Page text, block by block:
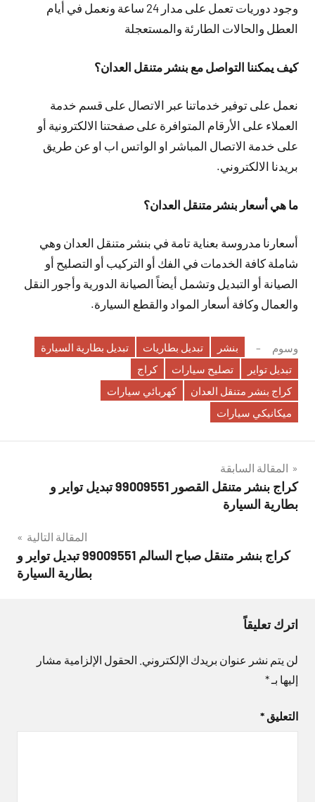
وجود دوريات تعمل على مدار 24 ساعة ونعمل في أيام
العطل والحالات الطارئة والمستعجلة
كيف يمكننا التواصل مع بنشر متنقل العدان؟
نعمل على توفير خدماتنا عبر الاتصال على قسم خدمة
العملاء على الأرقام المتوافرة على صفحتنا الالكترونية أو
على خدمة الاتصال المباشر او الواتس اب او عن طريق
بريدنا الالكتروني.
ما هي أسعار بنشر متنقل العدان؟
أسعارنا مدروسة بعناية تامة في بنشر متنقل العدان وهي
شاملة كافة الخدمات في الفك أو التركيب أو التصليح أو
الصيانة أو التبديل وتشمل أيضاً الصيانة الدورية وأجور النقل
والعمال وكافة أسعار المواد والقطع السيارة.
وسوم بنشر تبديل بطاريات
تبديل بطارية السيارة
تبديل تواير
تصليح سيارات
كراج
كراج بنشر متنقل العدان
كهربائي سيارات
ميكانيكي سيارات
تصفّح
المقالات
المقالة السابقة
كراج بنشر متنقل القصور 99009551‬ تبديل تواير و
بطارية السيارة
المقالة التالية
كراج بنشر متنقل صباح السالم 99009551‬ تبديل تواير و
بطارية السيارة
اترك تعليقاً
لن يتم نشر عنوان بريدك الإلكتروني. الحقول الإلزامية مشار
إليها بـ*
التعليق *